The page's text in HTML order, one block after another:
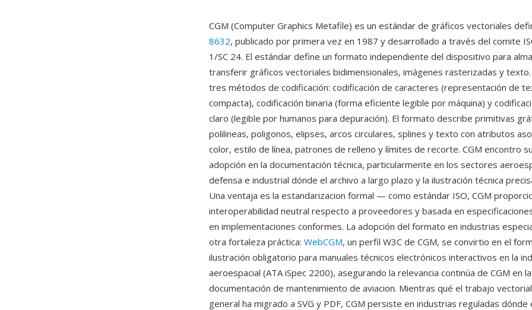
CGM (Computer Graphics Metafile) es un estándar de gráficos vectoriales
8632, publicado por primera vez en 1987 y desarrollado a través del comite
1/SC 24. El estándar define un formato independiente del dispositivo para
transferir gráficos vectoriales bidimensionales, imágenes rasterizadas y
tres métodos de codificación: codificación de caracteres (representación de
compacta), codificación binaria (forma eficiente legible por máquina) y
claro (legible por humanos para depuración). El formato describe primitivas
polilineas, poligonos, elipses, arcos circulares, splines y texto con atributos
color, estilo de línea, patrones de relleno y límites de recorte. CGM encontro
adopción en la documentación técnica, particularmente en los sectores
defensa e industrial dónde el archivo a largo plazo y la ilustración técnica
Una ventaja es la estandarizacion formal — como estándar ISO, CGM
interoperabilidad neutral respecto a proveedores y basada en
en implementaciones conformes. La adopción del formato en industrias
otra fortaleza práctica: WebCGM, un perfil W3C de CGM, se convirtio en el
ilustración obligatorio para manuales técnicos electrónicos interactivos en la
aeroespacial (ATA iSpec 2200), asegurando la relevancia continúa de CGM en la
documentación de mantenimiento de aviacion. Mientras qué el trabajo
general ha migrado a SVG y PDF, CGM persiste en industrias reguladas